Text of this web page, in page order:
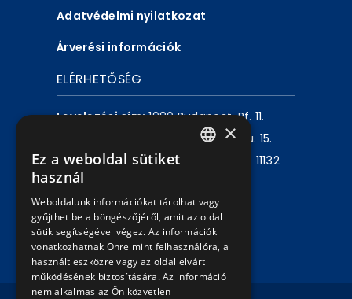
Adatvédelmi nyilatkozat
Árverési információk
ELÉRHETŐSÉG
Levelezési cím:1980 Budapest, Pf. 11.
1072 Budapest, Akácfa u. 15.
Központ telefon:+36 1 461 6500 / 11132
mellék
Írjon nekünk!
×
Ez a weboldal sütiket
használ
Weboldalunk információkat tárolhat vagy
gyűjthet be a böngészőjéről, amit az oldal
sütik segítségével végez. Az információk
vonatkozhatnak Önre mint felhasználóra, a
használt eszközre vagy az oldal elvárt
működésének biztosítására. Az információ
nem alkalmas az Ön közvetlen